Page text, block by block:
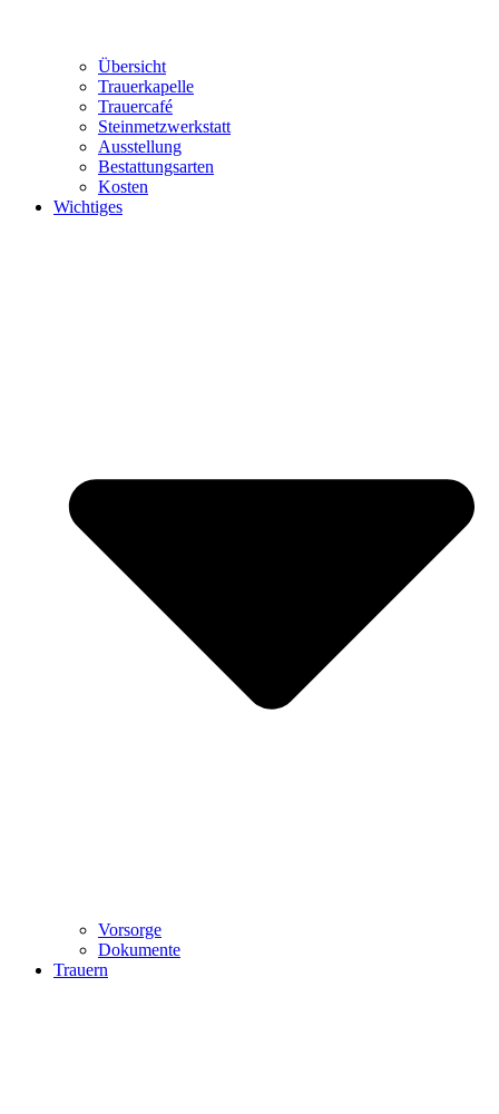
Übersicht
Trauerkapelle
Trauercafé
Steinmetzwerkstatt
Ausstellung
Bestattungsarten
Kosten
Wichtiges
Vorsorge
Dokumente
Trauern